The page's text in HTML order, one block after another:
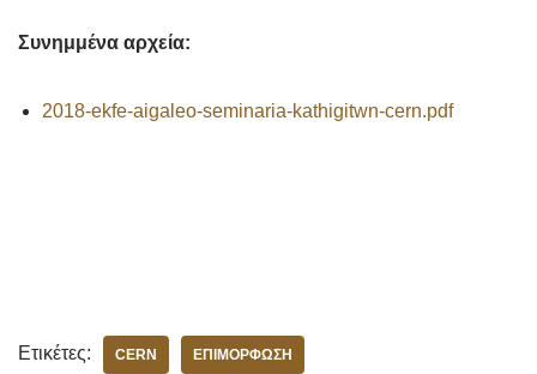
Συνημμένα αρχεία:
2018-ekfe-aigaleo-seminaria-kathigitwn-cern.pdf
Ετικέτες: CERN ΕΠΙΜΌΡΦΩΣΗ